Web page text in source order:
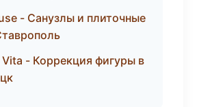
- Санузлы и плиточные
Vita - Коррекция фигуры в